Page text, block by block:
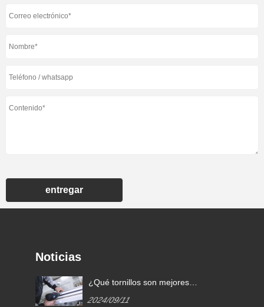
entregar
Noticias
¿Qué tornillos son mejores
2024/09/11